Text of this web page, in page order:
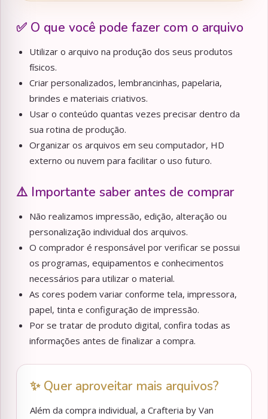
✅ O que você pode fazer com o arquivo
Utilizar o arquivo na produção dos seus produtos
físicos.
Criar personalizados, lembrancinhas, papelaria,
brindes e materiais criativos.
Usar o conteúdo quantas vezes precisar dentro da
sua rotina de produção.
Organizar os arquivos em seu computador, HD
externo ou nuvem para facilitar o uso futuro.
⚠️ Importante saber antes de comprar
Não realizamos impressão, edição, alteração ou
personalização individual dos arquivos.
O comprador é responsável por verificar se possui
os programas, equipamentos e conhecimentos
necessários para utilizar o material.
As cores podem variar conforme tela, impressora,
papel, tinta e configuração de impressão.
Por se tratar de produto digital, confira todas as
informações antes de finalizar a compra.
✨ Quer aproveitar mais arquivos?
Além da compra individual, a Crafteria by Van